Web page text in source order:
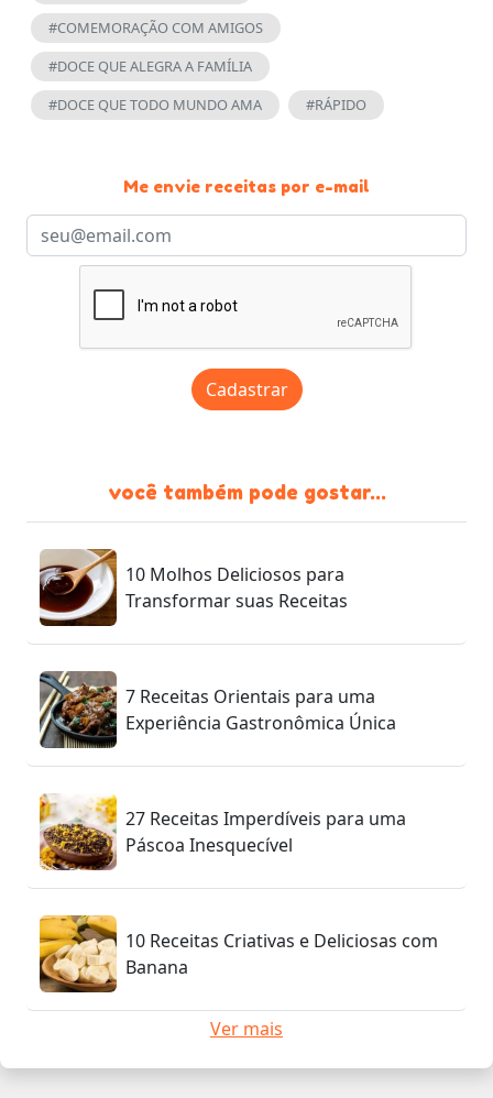
#COMEMORAÇÃO COM AMIGOS
#DOCE QUE ALEGRA A FAMÍLIA
#DOCE QUE TODO MUNDO AMA
#RÁPIDO
Me envie receitas por e-mail
Cadastrar
você também pode gostar...
10 Molhos Deliciosos para
Transformar suas Receitas
7 Receitas Orientais para uma
Experiência Gastronômica Única
27 Receitas Imperdíveis para uma
Páscoa Inesquecível
10 Receitas Criativas e Deliciosas com
Banana
Ver mais